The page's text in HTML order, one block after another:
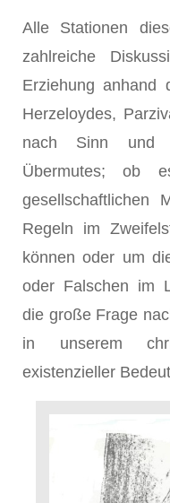
Alle Stationen
zahlreiche
Erziehung anhand
Herzeloydes,
nach Sinn und
Übermutes; ob
gesellschaftlichen
Regeln im
können oder um
oder Falschen im
die große Frage
in unserem
existenzieller